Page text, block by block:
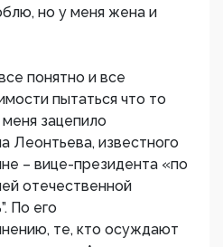
но у меня жена и
понятно и все
пытаться что то
зацепило
Леонтьева, известного
– вице-президента «по
отечественной
По его
те, кто осуждают